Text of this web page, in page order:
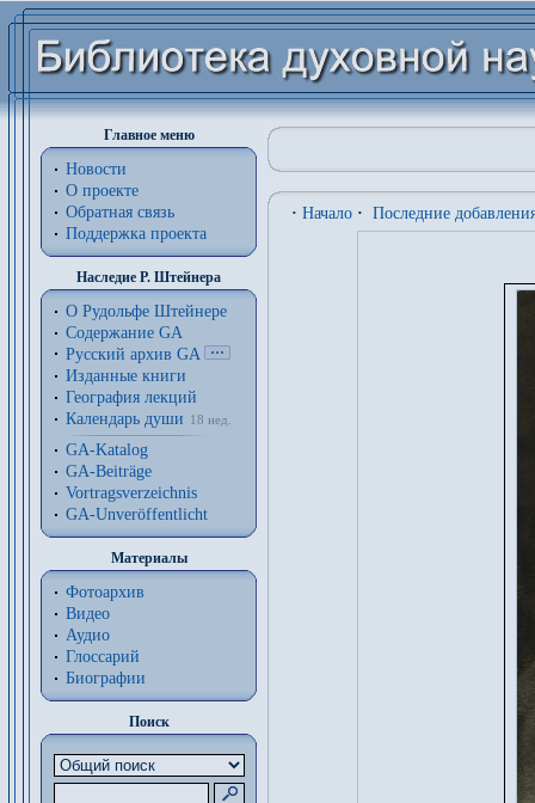
Главное меню
Новости
О проекте
Обратная связь
Поддержка проекта
Наследие Р. Штейнера
О Рудольфе Штейнере
Содержание GA
Русский архив GA
Изданные книги
География лекций
Календарь души
18 нед.
GA-Katalog
GA-Beiträge
Vortragsverzeichnis
GA-Unveröffentlicht
Материалы
Фотоархив
Видео
Аудио
Глоссарий
Биографии
Поиск
· Начало · Последние